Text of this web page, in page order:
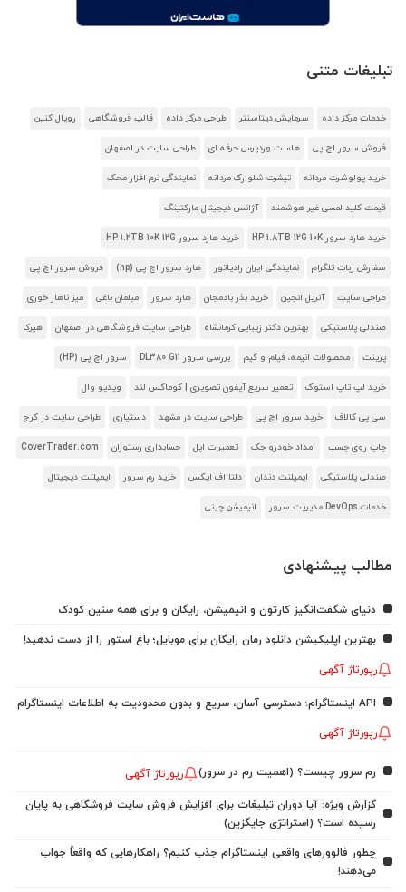
تبلیغات متنی
خدمات مرکز داده سرمایش دیتاسنتر طراحی مرکز داده قالب فروشگاهی رویال کنین
فروش سرور اچ پی هاست وردپرس حرفه ای طراحی سایت در اصفهان
خرید پولوشرت مردانه تیشرت شلوارک مردانه نمایندگی نرم افزار محک
قیمت کلید لمسی غیر هوشمند آژانس دیجیتال مارکتینگ
خرید هارد سرور HP 1.8TB 12G 10K خرید هارد سرور HP 1.2TB 10K 12G
سفارش ربات تلگرام نمایندگی ایران رادیاتور هارد سرور اچ پی (hp) فروش سرور اچ پی
طراحی سایت آنریل انجین خرید بذر بادمجان هارد سرور مبلمان باغی میز ناهار خوری
صندلی پلاستیکی بهترین دکتر زیبایی کرمانشاه طراحی سایت فروشگاهی در اصفهان هیرکا
پرینت محصولات انیمه، فیلم و گیم بررسی سرور DL380 G11 سرور اچ پی (HP)
خرید لپ تاپ استوک تعمیر سریع آیفون تصویری | کوماکس لند ویدیو وال
سی پی کالاف خرید سرور اچ پی طراحی سایت در مشهد دستیاری طراحی سایت در کرج
چاپ روی چسب امداد خودرو جک تعمیرات اپل حسابداری رستوران CoverTrader.com
صندلی پلاستیکی ایمپلنت دندان دلتا اف ایکس خرید رم سرور ایمپلنت دیجیتال
خدمات DevOps مدیریت سرور انیمیشن چینی
مطالب پیشنهادی
دنیای شگفت‌انگیز کارتون و انیمیشن، رایگان و برای همه سنین کودک
بهترین اپلیکیشن دانلود رمان رایگان برای موبایل؛ باغ استور را از دست ندهید!
رپورتاژ آگهی
API اینستاگرام؛ دسترسی آسان، سریع و بدون محدودیت به اطلاعات اینستاگرام
رپورتاژ آگهی
رم سرور چیست؟ (اهمیت رم در سرور) رپورتاژ آگهی
گزارش ویژه: آیا دوران تبلیغات برای افزایش فروش سایت فروشگاهی به پایان
رسیده است؟ (استراتژی جایگزین)
چطور فالوورهای واقعی اینستاگرام جذب کنیم؟ راهکارهایی که واقعاً جواب
می‌دهند!